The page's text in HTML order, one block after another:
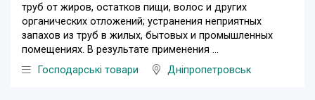
труб от жиров, остатков пищи, волос и других
органических отложений; устранения неприятных
запахов из труб в жилых, бытовых и промышленных
помещениях. В результате применения ...
Господарські товари
Дніпропетровськ